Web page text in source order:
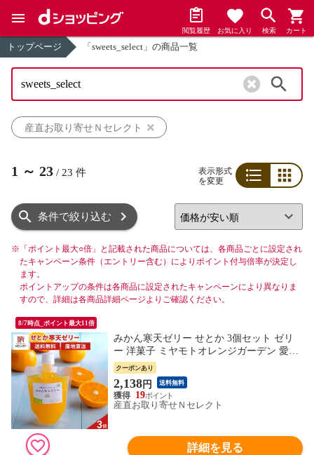
閲覧履歴 お気に入り 検索 カート
トップページ 「sweets_select」の商品一覧
産直お取り寄せＮセレクト
1 ～ 23 / 23 件
表示形式
を変更
条件で絞り込む
※ 「ポイント最大○倍」と記載された商品については、各商品ごとに設定され
たキャンペーン条件（エントリー含む）によりポイント付与倍率が決定し
ます。
ポイントアップの条件は各商品に設定されたキャンペーンにより異なりま
すので、詳細は各商品詳細ページよりご確認ください。
8/7時点_ポイント最大11倍
みかん寒天ゼリー せとか 3個セット ゼリ
ー 洋菓子 ミヤモトオレンジガーデン 愛媛
県産 スイーツ 柑橘 寒天 冷たいスイーツ
寒天ゼリー みかん 国産 食べやすい パウチ
かんてん ご当地スイーツ お取り寄せスイ
ーツ
クーポンあり
2,138円 送料無料
19
産直お取り寄せＮセレクト
詳細を見る